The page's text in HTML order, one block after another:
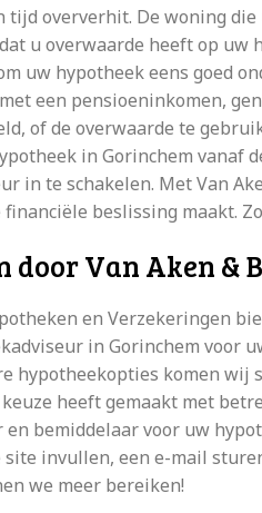
tijd oververhit. De woning
u overwaarde heeft op
uw hypotheek eens goed
een pensioeninkomen,
of de overwaarde te
in Gorinchem vanaf
in te schakelen. Met Van
beslissing maakt.
door Van Aken &
en Verzekeringen
in Gorinchem voor
hypotheekopties komen wij
heeft gemaakt met
bemiddelaar voor uw
invullen, een e-mail
we meer bereiken!